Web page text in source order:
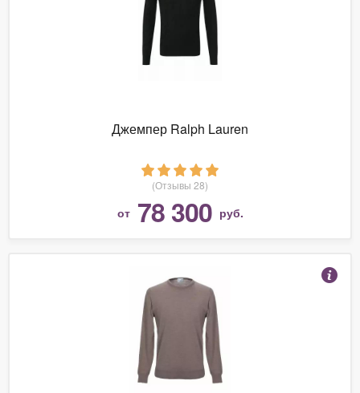
Джемпер Ralph Lauren
(Отзывы 28)
от 78 300 руб.